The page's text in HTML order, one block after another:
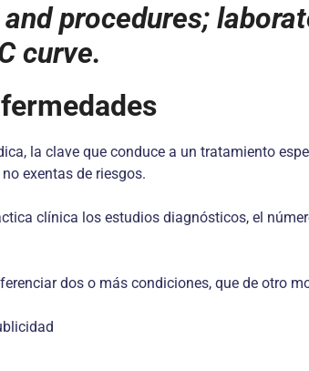
procedures;
curve.
la clave que conduce a un tratamiento
exentas de riesgos.
clínica los estudios diagnósticos, el
dos o más condiciones, que de otro